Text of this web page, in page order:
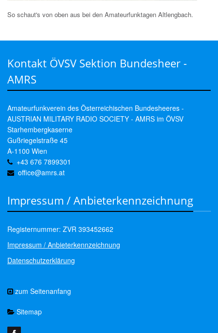
So schaut's von oben aus bei den Amateurfunktagen Altlengbach.
Kontakt ÖVSV Sektion Bundesheer -
AMRS
Amateurfunkverein des Österreichischen Bundesheeres -
AUSTRIAN MILITARY RADIO SOCIETY - AMRS im ÖVSV
Starhembergkaserne
Gußriegelstraße 45
A-1100 Wien
+43 676 7899301
office@amrs.at
Impressum / Anbieterkennzeichnung
Registernummer: ZVR 393452662
Impressum / Anbieterkennzeichnung
Datenschutzerklärung
zum Seitenanfang
Sitemap